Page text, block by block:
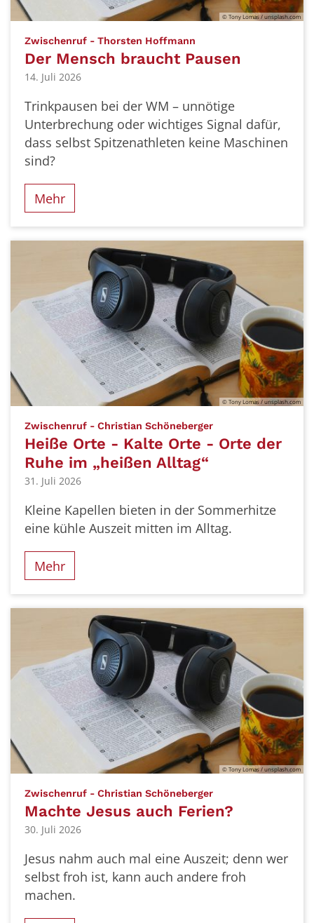
© Tony Lomas / unsplash.com
Zwischenruf - Thorsten Hoffmann
Der Mensch braucht Pausen
14. Juli 2026
Trinkpausen bei der WM – unnötige
Unterbrechung oder wichtiges Signal dafür,
dass selbst Spitzenathleten keine Maschinen
sind?
Mehr
© Tony Lomas / unsplash.com
Zwischenruf - Christian Schöneberger:
Heiße Orte - Kalte Orte - Orte der
Ruhe im „heißen Alltag“
31. Juli 2026
Kleine Kapellen bieten in der Sommerhitze
eine kühle Auszeit mitten im Alltag.
Mehr
© Tony Lomas / unsplash.com
Zwischenruf - Christian Schöneberger:
Machte Jesus auch Ferien?
30. Juli 2026
Jesus nahm auch mal eine Auszeit; denn wer
selbst froh ist, kann auch andere froh
machen.